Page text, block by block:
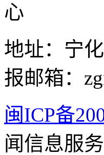
心
地址：宁
报邮箱：
闽ICP备
闻信息服